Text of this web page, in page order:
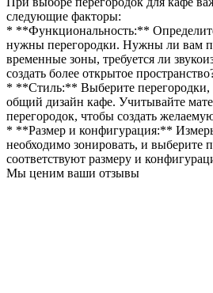
следующие факторы:
* **Функциональность:**
нужны перегородки. Нужны ли вам
временные зоны, требуется ли
создать более открытое
* **Стиль:** Выберите перегородки,
общий дизайн кафе. Учитывайте
перегородок, чтобы создать
* **Размер и конфигурация:**
необходимо зонировать, и выберите
соответствуют размеру и
Мы ценим ваши отзывы